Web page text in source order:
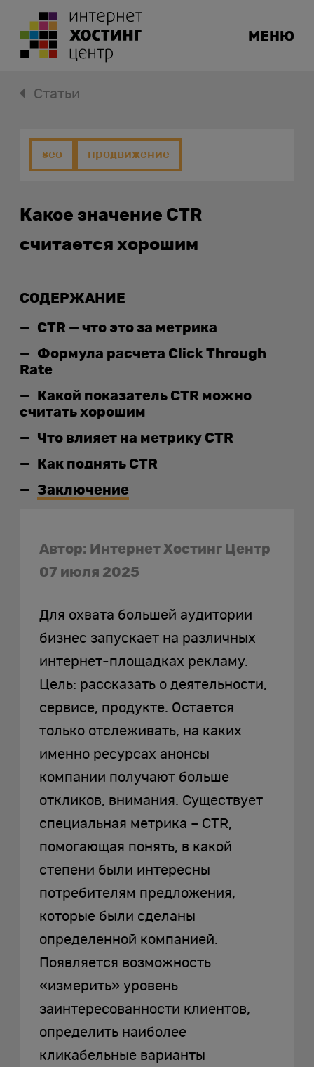
МЕНЮ
Статьи
seo продвижение
Какое значение CTR
считается хорошим
Автор: Интернет Хостинг Центр
07 июля 2025
Для охвата большей аудитории
бизнес запускает на различных
интернет-площадках рекламу.
Цель: рассказать о деятельности,
сервисе, продукте. Остается
только отслеживать, на каких
именно ресурсах анонсы
компании получают больше
откликов, внимания. Существует
специальная метрика – CTR,
помогающая понять, в какой
степени были интересны
потребителям предложения,
которые были сделаны
определенной компанией.
Появляется возможность
«измерить» уровень
заинтересованности клиентов,
определить наиболее
кликабельные варианты
СОДЕРЖАНИЕ
CTR — что это за метрика
Формула расчета Click Through
Rate
Какой показатель CTR можно
считать хорошим
Что влияет на метрику CTR
Как поднять CTR
Заключение